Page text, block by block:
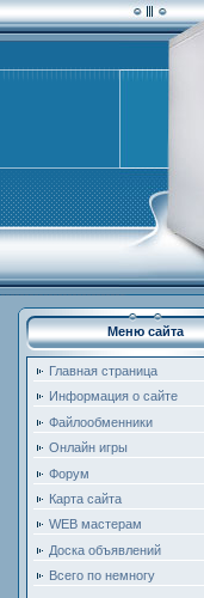
Меню сайта
Главная страница
Информация о сайте
Файлообменники
Онлайн игры
Форум
Карта сайта
WEB мастерам
Доска объявлений
Всего по немногу